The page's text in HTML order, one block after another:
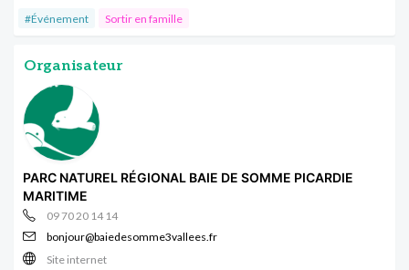
#Événement Sortir en famille
Organisateur
PARC NATUREL RÉGIONAL BAIE DE SOMME PICARDIE
MARITIME
09 70 20 14 14
bonjour@baiedesomme3vallees.fr
Site internet